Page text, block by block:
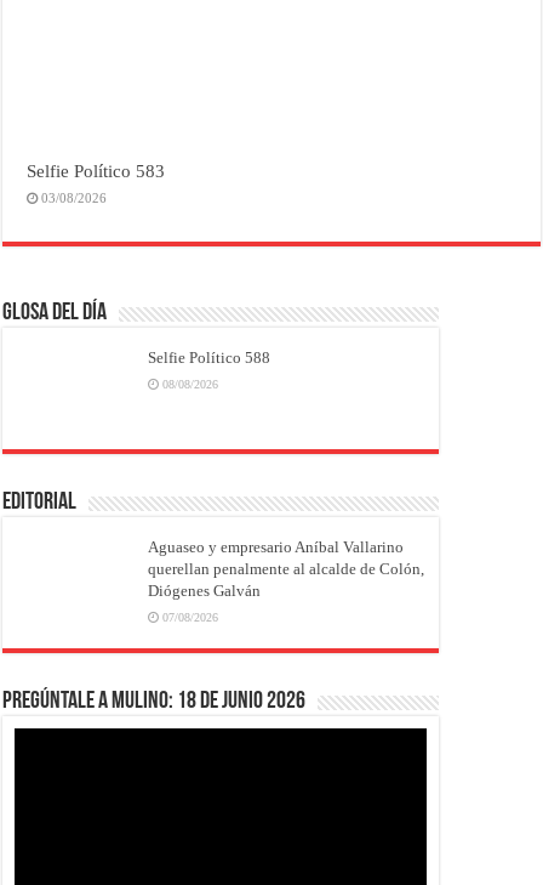
Selfie Político 583
03/08/2026
Glosa del Día
Selfie Político 588
08/08/2026
EDITORIAL
Aguaseo y empresario Aníbal Vallarino
querellan penalmente al alcalde de Colón,
Diógenes Galván
07/08/2026
Pregúntale a Mulino: 18 de junio 2026